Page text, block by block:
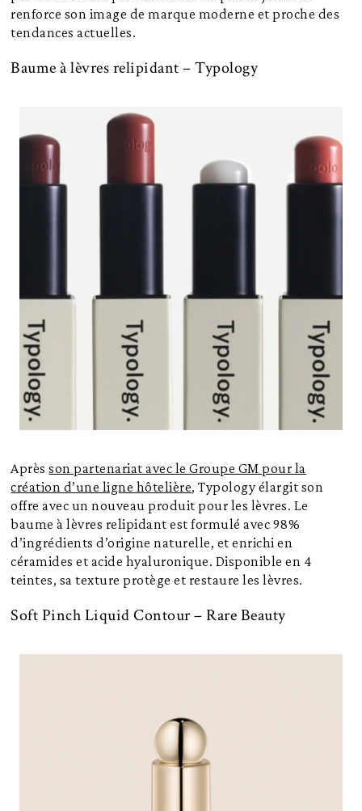
renforce son image de marque moderne et proche des
tendances actuelles.
Baume à lèvres relipidant – Typology
Aprèsson partenariat avec le Groupe GM pour la
création d’une ligne hôtelière, Typology élargit son
offre avec un nouveau produit pour les lèvres. Le
baume à lèvres relipidant est formulé avec 98%
d’ingrédients d’origine naturelle, et enrichi en
céramides et acide hyaluronique. Disponible en 4
teintes, sa texture protège et restaure les lèvres.
Soft Pinch Liquid Contour – Rare Beauty